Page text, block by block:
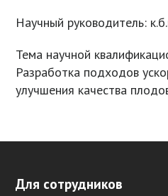
Научный руководитель:
Тема научной
Разработка подходов
улучшения качества
Для сотрудников